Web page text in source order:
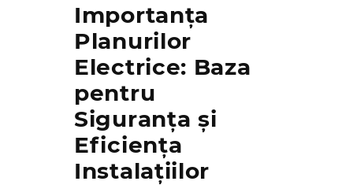
Importanța
Planurilor
Electrice: Baza
pentru
Siguranța și
Eficiența
Instalațiilor